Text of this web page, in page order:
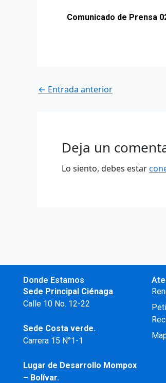
Comunicado de Prensa
← Entrada anterior
Deja un
Lo siento, debes estar
Donde Estamos
Sede Principal Ciénaga
Calle 10 No. 12-22
Sede Costa verde.
Carrera 15 N°1-1
Lugar de Desarrollo Mompox
– Bolívar.